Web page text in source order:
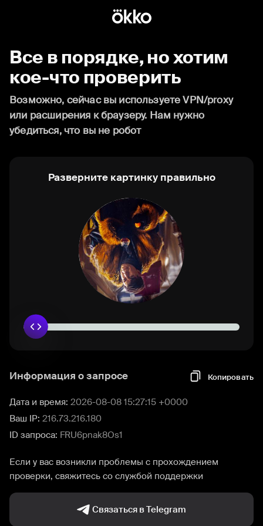
Все в порядке, но хотим
кое-что проверить
Возможно, сейчас вы используете VPN/proxy
или расширения к браузеру. Нам нужно
убедиться, что вы не робот
Разверните картинку правильно
Информация о запросе Копировать
Дата и время: 2026-08-08 15:27:15 +0000
Ваш IP: 216.73.216.180
ID запроса: FRU6pnak8Os1
Если у вас возникли проблемы с прохождением
проверки, свяжитесь со службой поддержки
Связаться в Telegram